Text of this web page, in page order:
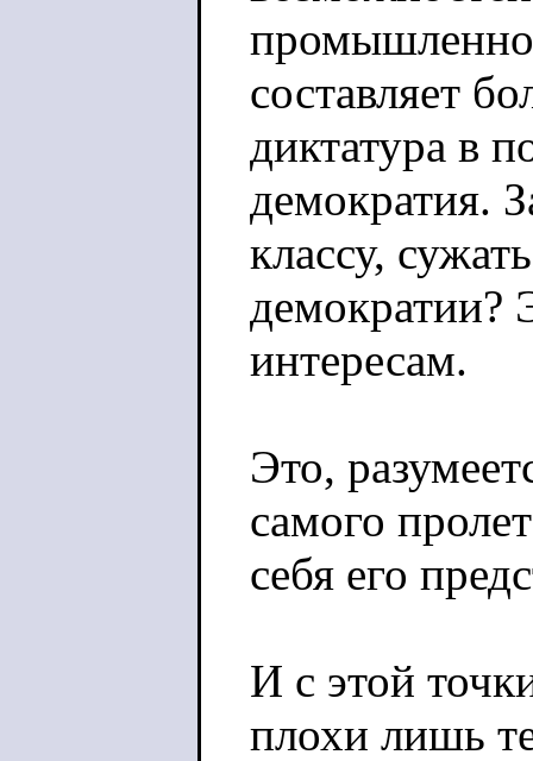
промышленно
составляет
диктатура в
демократия.
классу,
демократии?
интересам.
Это,
самого
себя его
И с этой
плохи лишь